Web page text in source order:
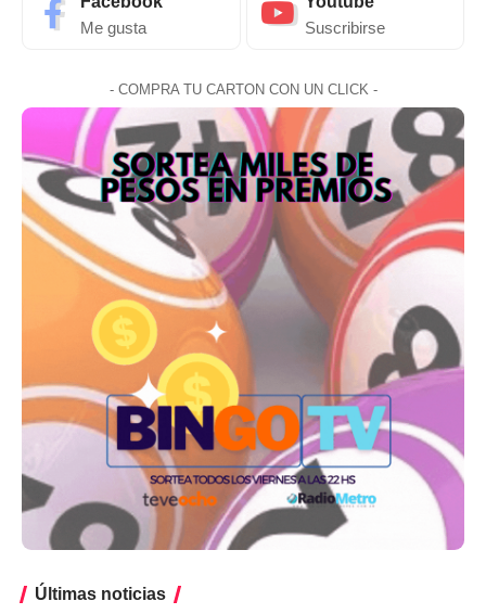
Me gusta Suscribirse
- COMPRA TU CARTON CON UN CLICK -
Últimas noticias